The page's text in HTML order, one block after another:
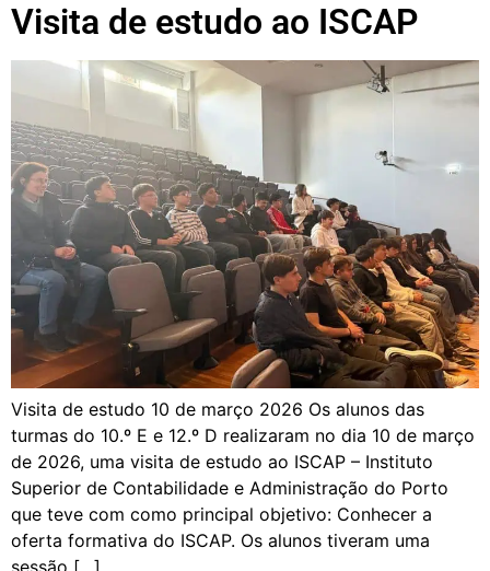
Visita de estudo ao ISCAP
Visita de estudo 10 de março 2026 Os alunos das
turmas do 10.º E e 12.º D realizaram no dia 10 de março
de 2026, uma visita de estudo ao ISCAP – Instituto
Superior de Contabilidade e Administração do Porto
que teve com como principal objetivo: Conhecer a
oferta formativa do ISCAP. Os alunos tiveram uma